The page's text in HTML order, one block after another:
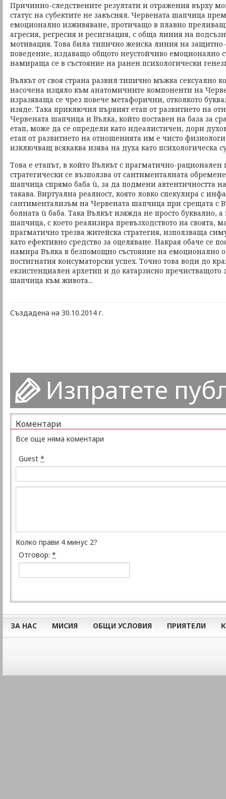
Причинно-следствените резултати и отражения върху
статус на субектите не закъснял. Червената шапчица
емоционално изживяване, протичащо в плавно
агресия, регресия и ресигнация, с обща линия на
мотивация. Това била типично женска линия на
поведение, издаващо общото неустойчиво емоционално
намираща се в състояние на ранен психологически
Вълкът от своя страна развил типично мъжка сексуално
насочена изцяло към анатомичните компоненти на
изразяваща се чрез повече метафорични, отколкото
изяде. Така приключил първият етап от развитието на
Червената шапчица и Вълка, който поставен на база за
етап, може да се определи като идеалистичен, дори
етап от развитието на отношенията им е чисто
изключващ всякаква изява на духа като психологическа
Това е етапът, в който Вълкът с прагматично-
стратегически се възползва от сантименталната
шапчица спрямо баба ù, за да подмени автентичността
такава. Виртуална реалност, която ловко спекулира с
сантиментализъм на Червената шапчица при срещата с
болната ù баба. Така Вълкът изяжда не просто буквално,
шапчица, с което реализира превъзходството на своята,
прагматично трезва житейска стратегия, използваща
като ефективно средство за оцеляване. Накрая обаче се
намира Вълка в безпомощно състояние на емоционално
постигнатия консуматорски успех. Точно това води до
екзистенциален архетип и до катарзисно
шапчица към живота...
Създадена на 30.10.2014 г.
Изпратете
Коментари
Все още няма коментари
Guest *
Колко прави 4 минус 2?
Отговор: *
ЗА НАС МИСИЯ ОБЩИ УСЛОВИЯ ПРИЯТЕЛИ